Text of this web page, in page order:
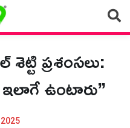
ప్రశంసలు:
ఉంటారు”